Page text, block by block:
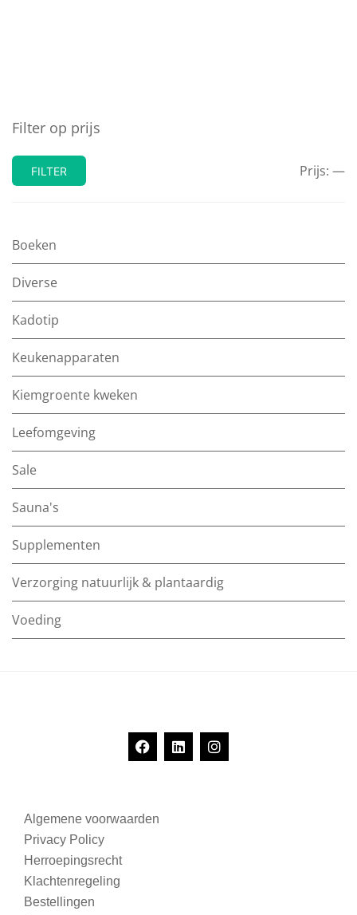
Filter op prijs
FILTER Prijs: —
Boeken
Diverse
Kadotip
Keukenapparaten
Kiemgroente kweken
Leefomgeving
Sale
Sauna's
Supplementen
Verzorging natuurlijk & plantaardig
Voeding
Algemene voorwaarden
Privacy Policy
Herroepingsrecht
Klachtenregeling
Bestellingen